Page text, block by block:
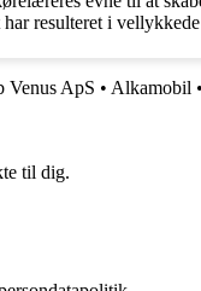
resulteret i
Venus ApS • Alkamobil •
til dig.